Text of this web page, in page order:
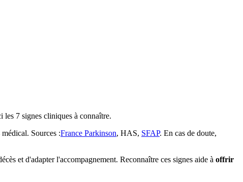
les 7 signes cliniques à connaître.
Sources :France Parkinson, HAS, SFAP. En cas de doute,
et d'adapter l'accompagnement. Reconnaître ces signes aide à offrir